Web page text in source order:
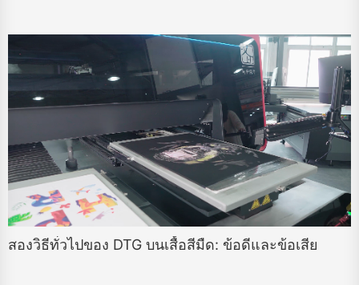
สองวิธีทั่วไปของ DTG บนเสื้อสีมืด: ข้อดีและข้อเสีย